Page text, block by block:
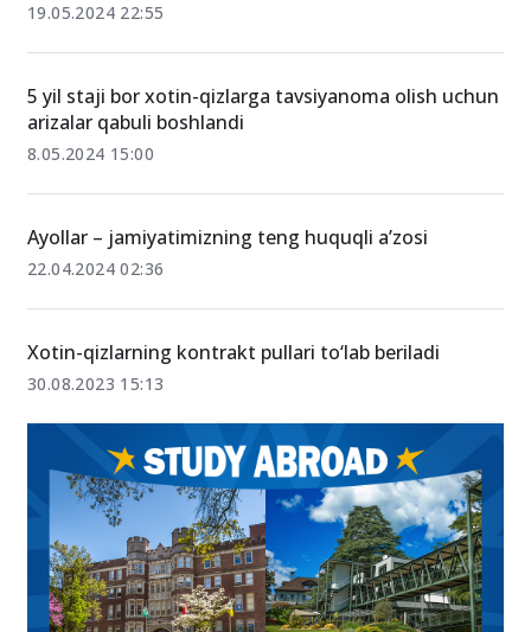
19.05.2024 22:55
5 yil staji bor xotin-qizlarga tavsiyanoma olish uchun
arizalar qabuli boshlandi
8.05.2024 15:00
Ayollar – jamiyatimizning teng huquqli a’zosi
22.04.2024 02:36
Xotin-qizlarning kontrakt pullari to‘lab beriladi
30.08.2023 15:13